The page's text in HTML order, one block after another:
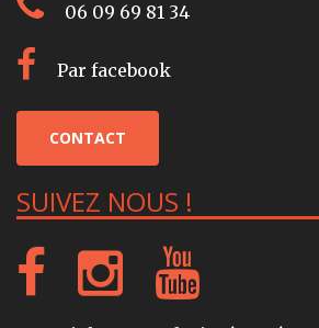
06 09 69 81 34
Par facebook
CONTACT
SUIVEZ NOUS !